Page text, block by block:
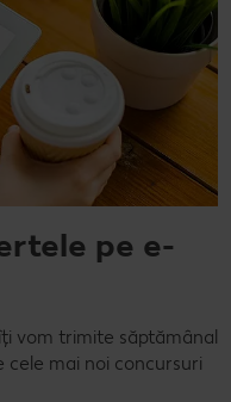
pe e-
vom trimite săptămânal
cele mai noi concursuri